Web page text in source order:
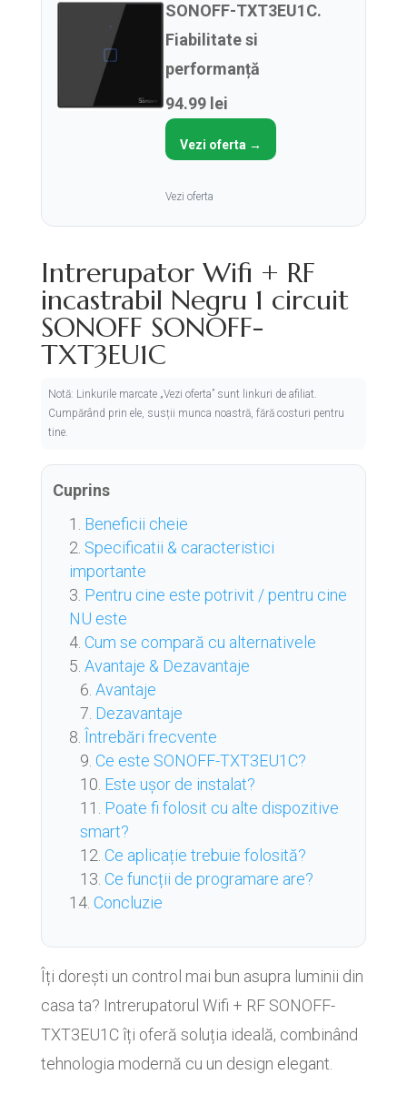
SONOFF-TXT3EU1C.
Fiabilitate si
performanță
94.99 lei
Vezi oferta →
Vezi oferta
Intrerupator Wifi + RF
incastrabil Negru 1 circuit
SONOFF SONOFF-
TXT3EU1C
Notă: Linkurile marcate „Vezi oferta” sunt linkuri de afiliat.
Cumpărând prin ele, susții munca noastră, fără costuri pentru
tine.
Cuprins
Beneficii cheie
Specificatii & caracteristici
importante
Pentru cine este potrivit / pentru cine
NU este
Cum se compară cu alternativele
Avantaje & Dezavantaje
Avantaje
Dezavantaje
Întrebări frecvente
Ce este SONOFF-TXT3EU1C?
Este ușor de instalat?
Poate fi folosit cu alte dispozitive
smart?
Ce aplicație trebuie folosită?
Ce funcții de programare are?
Concluzie
Îți dorești un control mai bun asupra luminii din
casa ta? Intrerupatorul Wifi + RF SONOFF-
TXT3EU1C îți oferă soluția ideală, combinând
tehnologia modernă cu un design elegant.